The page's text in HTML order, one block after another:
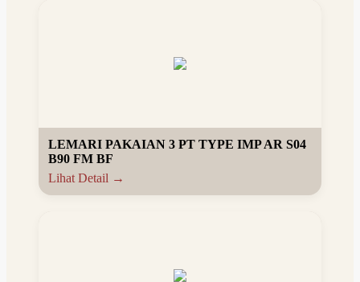
LEMARI PAKAIAN 3 PT TYPE IMP AR S04
B90 FM BF
Lihat Detail →